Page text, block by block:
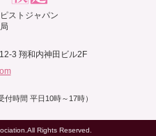
ストジャパン
3 翔和内神田ビル2F
付時間 平日10時～17時）
Rights Reserved.